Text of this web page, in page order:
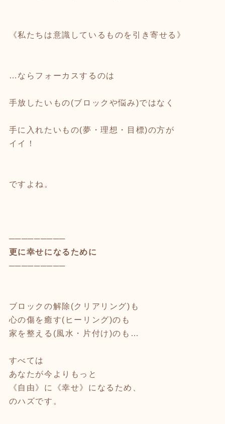
《私たちは意識しているものを引き寄せる》
…ならフォーカスするのは
手放したいもの(ブロックや悩み)ではなく
手に入れたいもの(夢・理想・目標)の方が
イイ！
ですよね。
─────────
更に幸せになるために
─────────
ブロックの解除(クリアリング)も
心の傷を癒す(ヒーリング)のも
家を整える(風水・片付け)のも…
すべては
あなたが今よりもっと
《自由》に《幸せ》になるため、
のハズです。